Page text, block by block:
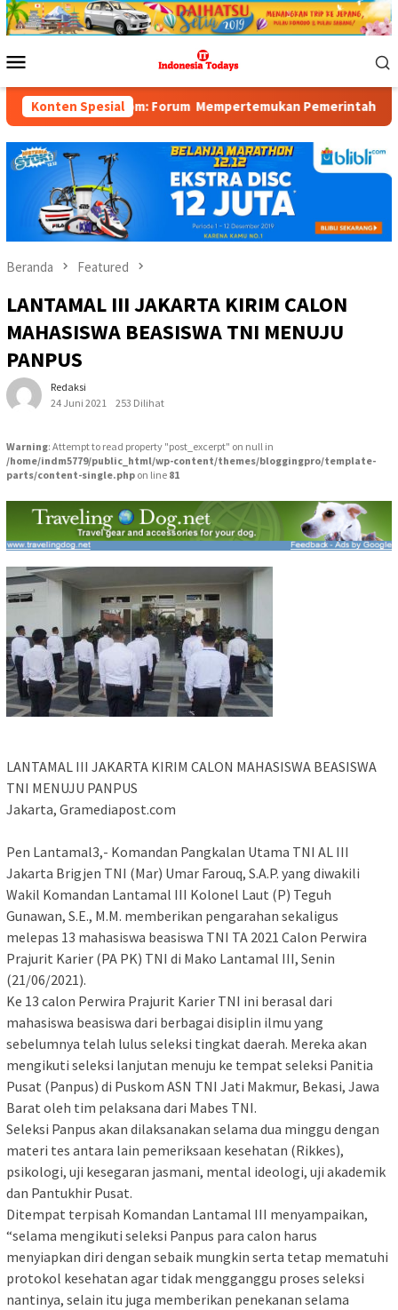
Loncat
ke
Mobile
Konten Spesial
Forum Mempertemukan Pemerintah, Pelaku Industri,
Beranda Featured
LANTAMAL III JAKARTA KIRIM CALON
MAHASISWA BEASISWA TNI MENUJU
PANPUS
Redaksi
24 Juni 2021
253 Dilihat
Warning: Attempt to read property "post_excerpt" on null in
/home/indm5779/public_html/wp-content/themes/bloggingpro/template-
parts/content-single.php on line 81
LANTAMAL III JAKARTA KIRIM CALON MAHASISWA BEASISWA
TNI MENUJU PANPUS
Jakarta, Gramediapost.com
Pen Lantamal3,- Komandan Pangkalan Utama TNI AL III
Jakarta Brigjen TNI (Mar) Umar Farouq, S.A.P. yang diwakili
Wakil Komandan Lantamal III Kolonel Laut (P) Teguh
Gunawan, S.E., M.M. memberikan pengarahan sekaligus
melepas 13 mahasiswa beasiswa TNI TA 2021 Calon Perwira
Prajurit Karier (PA PK) TNI di Mako Lantamal III, Senin
(21/06/2021).
Ke 13 calon Perwira Prajurit Karier TNI ini berasal dari
mahasiswa beasiswa dari berbagai disiplin ilmu yang
sebelumnya telah lulus seleksi tingkat daerah. Mereka akan
mengikuti seleksi lanjutan menuju ke tempat seleksi Panitia
Pusat (Panpus) di Puskom ASN TNI Jati Makmur, Bekasi, Jawa
Barat oleh tim pelaksana dari Mabes TNI.
Seleksi Panpus akan dilaksanakan selama dua minggu dengan
materi tes antara lain pemeriksaan kesehatan (Rikkes),
psikologi, uji kesegaran jasmani, mental ideologi, uji akademik
dan Pantukhir Pusat.
Ditempat terpisah Komandan Lantamal III menyampaikan,
“selama mengikuti seleksi Panpus para calon harus
menyiapkan diri dengan sebaik mungkin serta tetap mematuhi
protokol kesehatan agar tidak mengganggu proses seleksi
nantinya, selain itu juga memberikan penekanan selama